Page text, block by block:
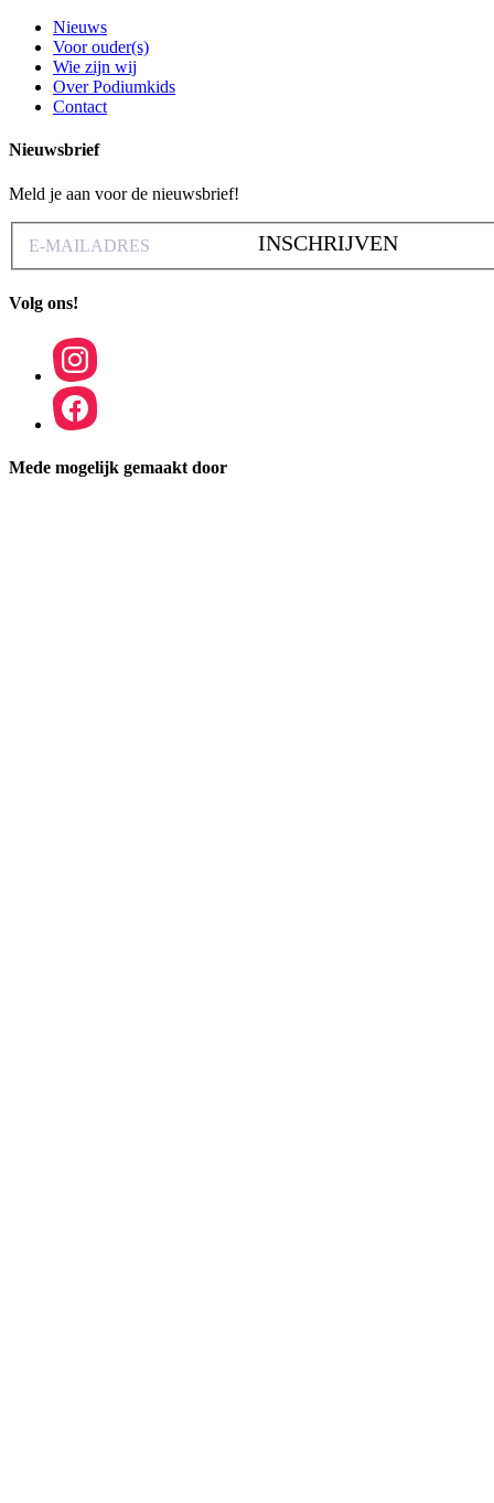
Nieuws
Voor ouder(s)
Wie zijn wij
Over Podiumkids
Contact
Nieuwsbrief
Meld je aan voor de nieuwsbrief!
INSCHRIJVEN
Volg ons!
Mede mogelijk gemaakt door